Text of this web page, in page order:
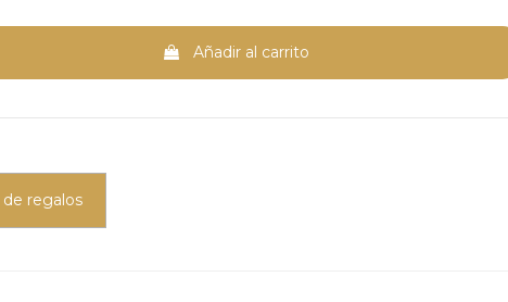
Añadir al carrito
regalos